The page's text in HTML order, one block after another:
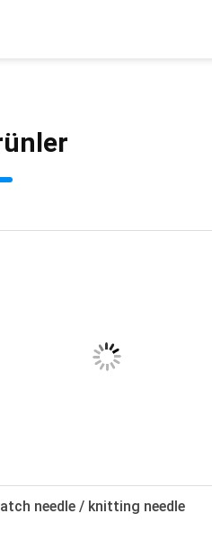
needle / knitting needle